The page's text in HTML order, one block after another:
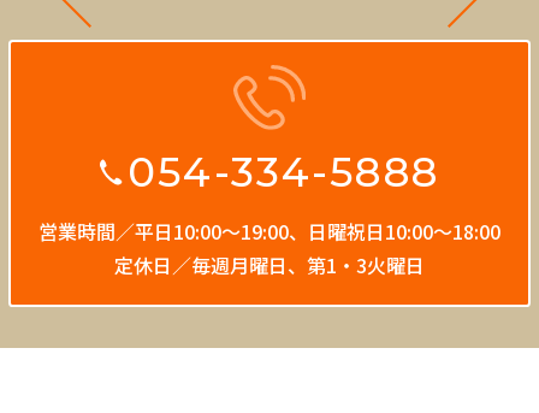
054-334-5888
営業時間／平日10:00〜19:00、 日曜祝日10:00〜18:00
定休日／毎週月曜日、第1・3火曜日